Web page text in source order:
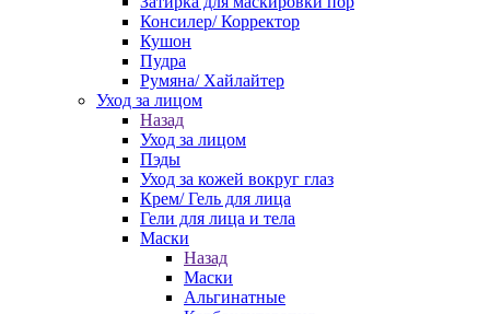
Консилер/ Корректор
Кушон
Пудра
Румяна/ Хайлайтер
Уход за лицом
Назад
Уход за лицом
Пэды
Уход за кожей вокруг глаз
Крем/ Гель для лица
Гели для лица и тела
Маски
Назад
Маски
Альгинатные